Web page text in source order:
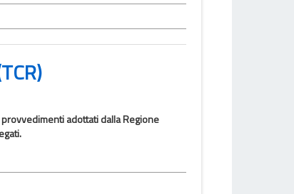
adottati dalla Regione